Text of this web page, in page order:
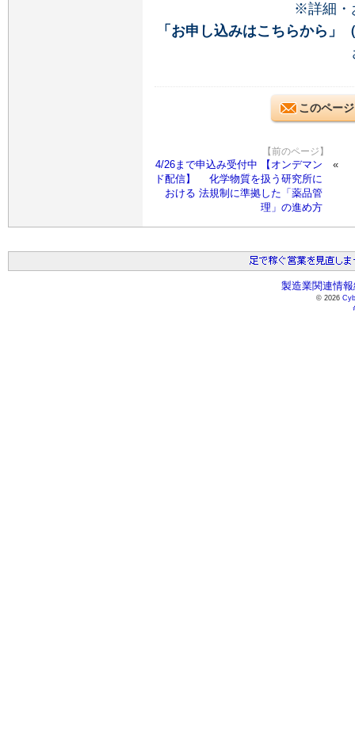
※詳細・
「お申し込みはこちらから」
このペー
【前のページ】
4/26まで申込み受付中 【オンデマン
ド配信】 化学物質を扱う研究所に
おける 法規制に準拠した「薬品管
理」の進め方
製造業関連情
© 2026